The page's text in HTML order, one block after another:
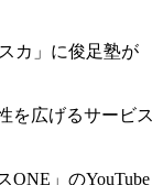
カ」に俊足塾が
を広げるサービス
ONE」のYouTube